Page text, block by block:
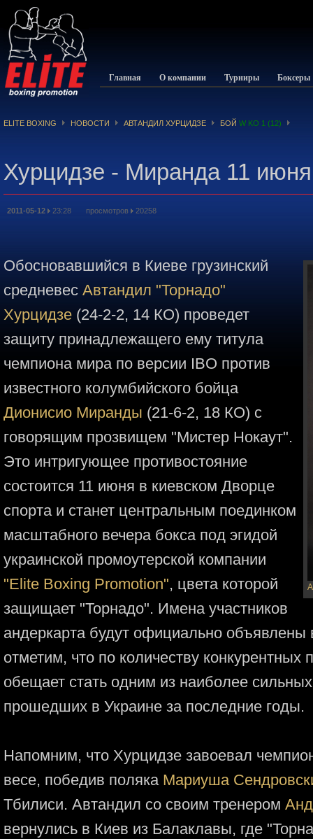
Главная О компании Турниры Боксеры
ELITE BOXING НОВОСТИ АВТАНДИЛ ХУРЦИДЗЕ БОЙ W KO 1 (12)
Хурцидзе - Миранда 11
2011-05-12 23:28 просмотров 20258
Обосновавшийся в Киеве грузинский
средневес Автандил "Торнадо"
Хурцидзе (24-2-2, 14 КО) проведет
защиту принадлежащего ему титула
чемпиона мира по версии IBO против
известного колумбийского бойца
Дионисио Миранды (21-6-2, 18 КО) с
говорящим прозвищем "Мистер Нокаут".
Это интригующее противостояние
состоится 11 июня в киевском Дворце
спорта и станет центральным поединком
масштабного вечера бокса под эгидой
украинской промоутерской компании
"Elite Boxing Promotion", цвета которой
защищает "Торнадо". Имена участников
андеркарта будут официально
отметим, что по количеству
обещает стать одним из наиболее
прошедших в Украине за последние годы.
Напомним, что Хурцидзе завоевал
весе, победив поляка Мариуша
Тбилиси. Автандил со своим тренером
вернулись в Киев из Балаклавы, где